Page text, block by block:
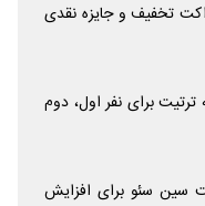
تخفیف و جایزه نقدی
تومان به ترتیت برای نفر اول، دوم
2 پکیج هفت سین سئو برای افزایش